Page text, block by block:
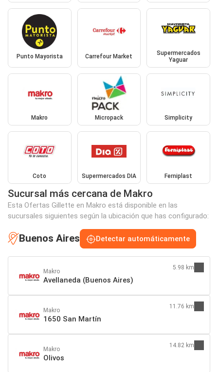
Punto Mayorista Carrefour Market
Supermercados
Yaguar
Makro Micropack Simplicity
Coto Supermercados DIA Ferniplast
Sucursal más cercana de Makro
Esta Ofertas Gillette en Makro está disponible en las
sucursales siguientes según la ubicación que has configurado:
Buenos Aires Detectar automáticamente
Makro
Avellaneda (Buenos Aires)
5.98 km
Makro
1650 San Martín
11.76 km
Makro
Olivos
14.82 km